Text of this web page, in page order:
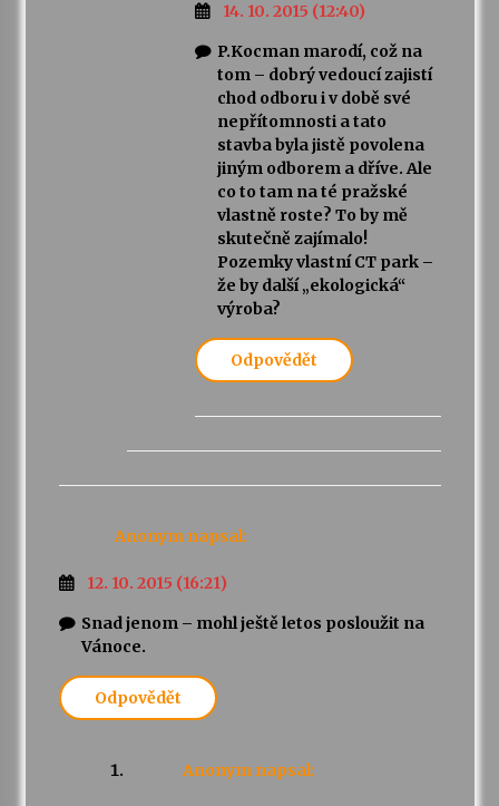
14. 10. 2015 (12:40)
P.Kocman marodí, což na
tom – dobrý vedoucí zajistí
chod odboru i v době své
nepřítomnosti a tato
stavba byla jistě povolena
jiným odborem a dříve. Ale
co to tam na té pražské
vlastně roste? To by mě
skutečně zajímalo!
Pozemky vlastní CT park –
že by další „ekologická“
výroba?
Odpovědět
Anonym napsal:
12. 10. 2015 (16:21)
Snad jenom – mohl ještě letos posloužit na
Vánoce.
Odpovědět
Anonym napsal: